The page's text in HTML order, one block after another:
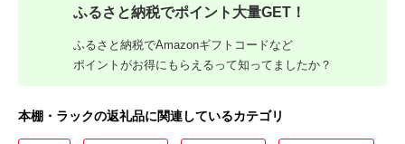
ふるさと納税でポイント大量GET！
ふるさと納税でAmazonギフトコードなど
ポイントがお得にもらえるって知ってましたか？
本棚・ラックの返礼品に関連しているカテゴリ